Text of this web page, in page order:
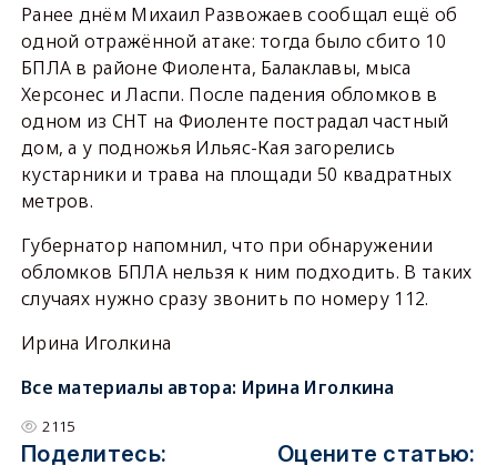
Ранее днём Михаил Развожаев сообщал ещё об
одной отражённой атаке: тогда было сбито 10
БПЛА в районе Фиолента, Балаклавы, мыса
Херсонес и Ласпи. После падения обломков в
одном из СНТ на Фиоленте пострадал частный
дом, а у подножья Ильяс-Кая загорелись
кустарники и трава на площади 50 квадратных
метров.
Губернатор напомнил, что при обнаружении
обломков БПЛА нельзя к ним подходить. В таких
случаях нужно сразу звонить по номеру 112.
Ирина Иголкина
Все материалы автора: Ирина Иголкина
2115
Поделитесь: Оцените статью: